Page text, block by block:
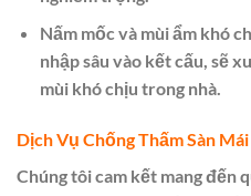
Nấm mốc và mùi ẩm khó
nhập sâu vào kết cấu, sẽ
mùi khó chịu trong nhà.
Dịch Vụ Chống Thấm Sàn
Chúng tôi cam kết mang đến